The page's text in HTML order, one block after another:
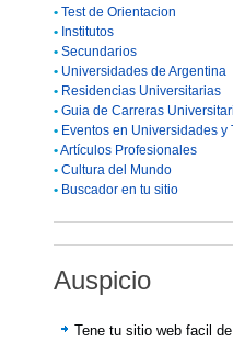
• Test de Orientacion
• Institutos
• Secundarios
• Universidades de Argentina
• Residencias Universitarias
• Guia de Carreras
• Eventos en Universidades y
•Artículos Profesionales
• Cultura del Mundo
• Buscador en tu sitio
Auspicio
Tene tu sitio web facil